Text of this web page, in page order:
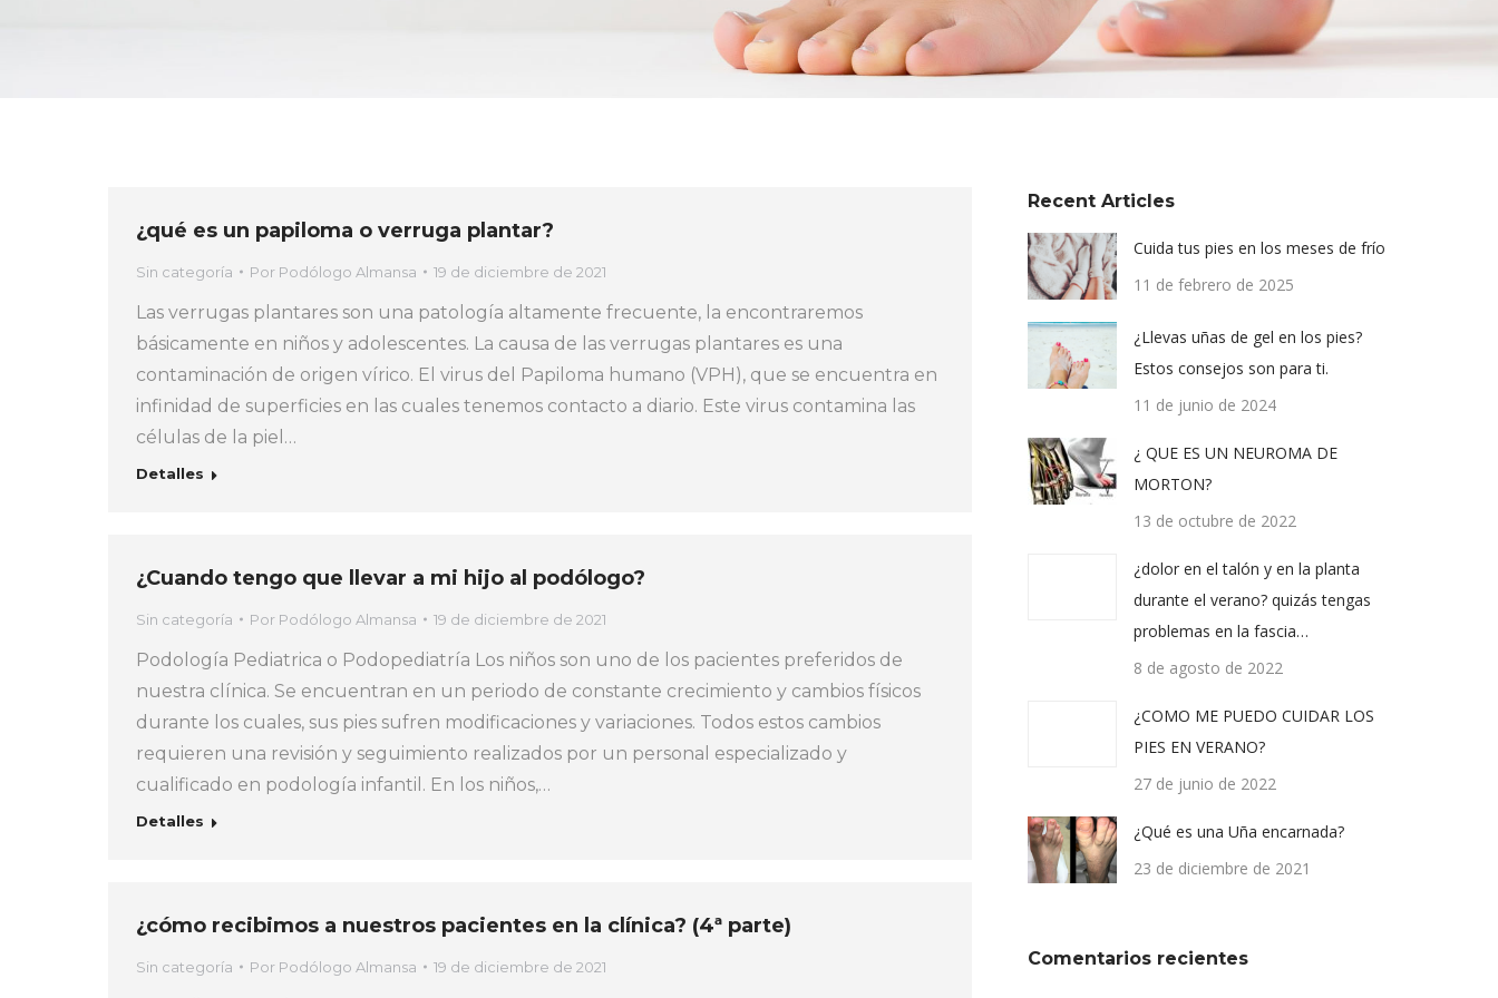
¿qué es un papiloma o verruga plantar?
Sin categoría Por Podólogo Almansa 19 de diciembre de 2021
Las verrugas plantares son una patología altamente frecuente, la encontraremos
básicamente en niños y adolescentes. La causa de las verrugas plantares es una
contaminación de origen vírico. El virus del Papiloma humano (VPH), que se encuentra en
infinidad de superficies en las cuales tenemos contacto a diario. Este virus contamina las
células de la piel…
Detalles
¿Cuando tengo que llevar a mi hijo al podólogo?
Sin categoría Por Podólogo Almansa 19 de diciembre de 2021
Podología Pediatrica o Podopediatría Los niños son uno de los pacientes preferidos de
nuestra clínica. Se encuentran en un periodo de constante crecimiento y cambios físicos
durante los cuales, sus pies sufren modificaciones y variaciones. Todos estos cambios
requieren una revisión y seguimiento realizados por un personal especializado y
cualificado en podología infantil. En los niños,…
Detalles
¿cómo recibimos a nuestros pacientes en la clínica? (4ª parte)
Sin categoría Por Podólogo Almansa 19 de diciembre de 2021
Recent Articles
Cuida tus pies en los meses de frío
11 de febrero de 2025
¿Llevas uñas de gel en los pies?
Estos consejos son para ti.
11 de junio de 2024
¿ QUE ES UN NEUROMA DE
MORTON?
13 de octubre de 2022
¿dolor en el talón y en la planta
durante el verano? quizás tengas
problemas en la fascia…
8 de agosto de 2022
¿COMO ME PUEDO CUIDAR LOS
PIES EN VERANO?
27 de junio de 2022
¿Qué es una Uña encarnada?
23 de diciembre de 2021
Comentarios recientes